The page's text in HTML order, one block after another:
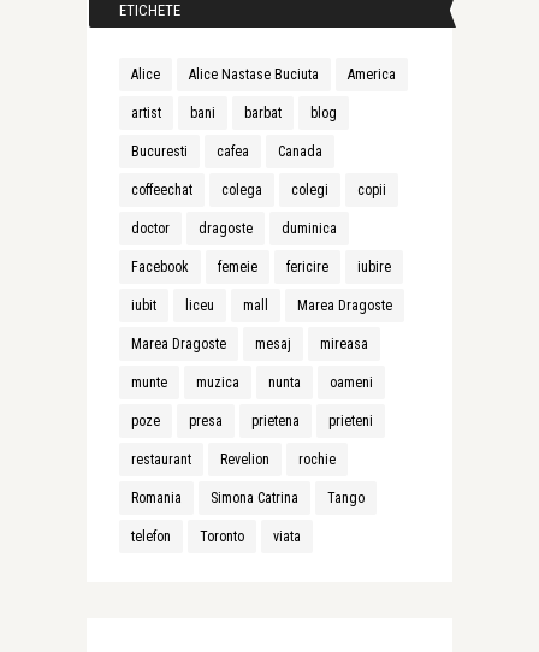
ETICHETE
Alice Alice Nastase Buciuta America
artist bani barbat blog
Bucuresti cafea Canada
coffeechat colega colegi copii
doctor dragoste duminica
Facebook femeie fericire iubire
iubit liceu mall Marea Dragoste
Marea Dragoste mesaj mireasa
munte muzica nunta oameni
poze presa prietena prieteni
restaurant Revelion rochie
Romania Simona Catrina Tango
telefon Toronto viata